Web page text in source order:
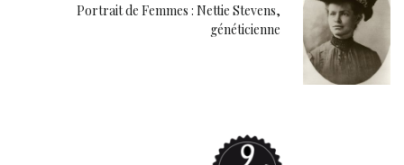
Portrait de Femmes : Nettie Stevens,
généticienne